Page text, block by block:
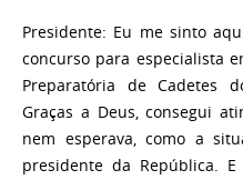
Presidente: Eu me sinto
concurso para especialista
Preparatória de Cadetes
Graças a Deus, consegui
nem esperava, como a
presidente da República.